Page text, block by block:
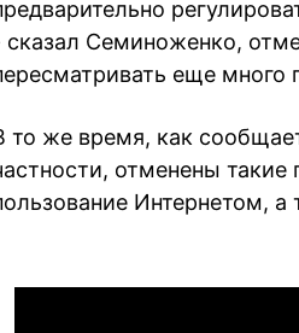
сказал Семиноженко,
еще много
то же время, как
отменены такие
Интернетом,